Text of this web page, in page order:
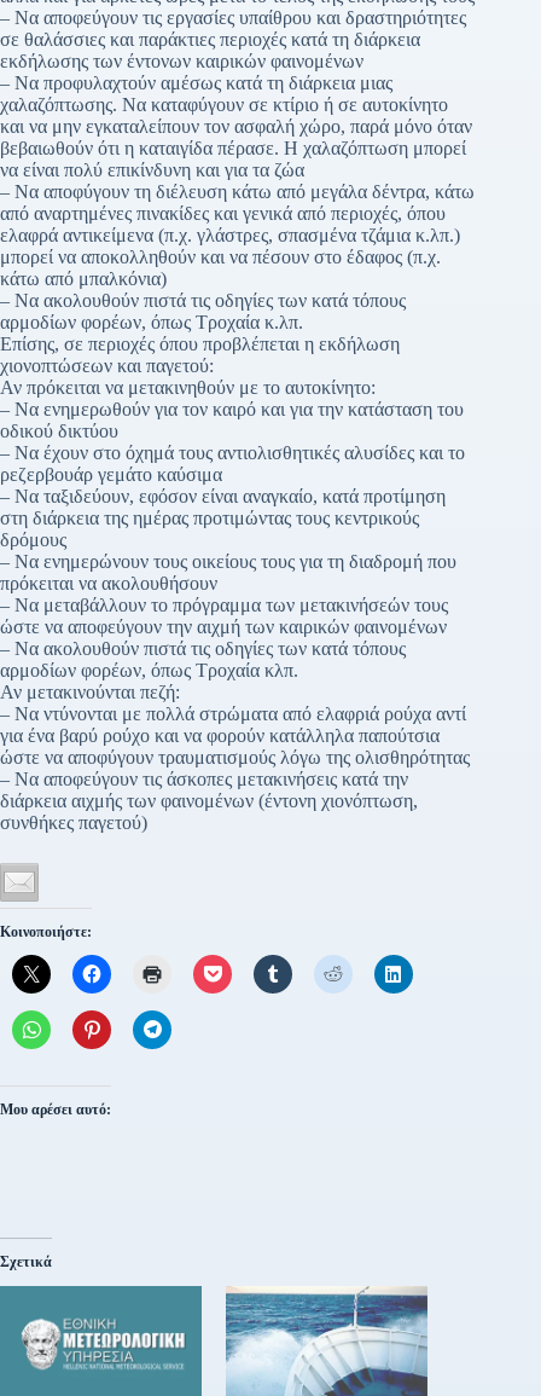
– Να αποφεύγουν τις εργασίες υπαίθρου και δραστηριότητες
σε θαλάσσιες και παράκτιες περιοχές κατά τη διάρκεια
εκδήλωσης των έντονων καιρικών φαινομένων
– Να προφυλαχτούν αμέσως κατά τη διάρκεια μιας
χαλαζόπτωσης. Να καταφύγουν σε κτίριο ή σε αυτοκίνητο
και να μην εγκαταλείπουν τον ασφαλή χώρο, παρά μόνο όταν
βεβαιωθούν ότι η καταιγίδα πέρασε. Η χαλαζόπτωση μπορεί
να είναι πολύ επικίνδυνη και για τα ζώα
– Να αποφύγουν τη διέλευση κάτω από μεγάλα δέντρα, κάτω
από αναρτημένες πινακίδες και γενικά από περιοχές, όπου
ελαφρά αντικείμενα (π.χ. γλάστρες, σπασμένα τζάμια κ.λπ.)
μπορεί να αποκολληθούν και να πέσουν στο έδαφος (π.χ.
κάτω από μπαλκόνια)
– Να ακολουθούν πιστά τις οδηγίες των κατά τόπους
αρμοδίων φορέων, όπως Τροχαία κ.λπ.
Επίσης, σε περιοχές όπου προβλέπεται η εκδήλωση
χιονοπτώσεων και παγετού:
Αν πρόκειται να μετακινηθούν με το αυτοκίνητο:
– Να ενημερωθούν για τον καιρό και για την κατάσταση του
οδικού δικτύου
– Να έχουν στο όχημά τους αντιολισθητικές αλυσίδες και το
ρεζερβουάρ γεμάτο καύσιμα
– Να ταξιδεύουν, εφόσον είναι αναγκαίο, κατά προτίμηση
στη διάρκεια της ημέρας προτιμώντας τους κεντρικούς
δρόμους
– Να ενημερώνουν τους οικείους τους για τη διαδρομή που
πρόκειται να ακολουθήσουν
– Να μεταβάλλουν το πρόγραμμα των μετακινήσεών τους
ώστε να αποφεύγουν την αιχμή των καιρικών φαινομένων
– Να ακολουθούν πιστά τις οδηγίες των κατά τόπους
αρμοδίων φορέων, όπως Τροχαία κλπ.
Αν μετακινούνται πεζή:
– Να ντύνονται με πολλά στρώματα από ελαφριά ρούχα αντί
για ένα βαρύ ρούχο και να φορούν κατάλληλα παπούτσια
ώστε να αποφύγουν τραυματισμούς λόγω της ολισθηρότητας
– Να αποφεύγουν τις άσκοπες μετακινήσεις κατά την
διάρκεια αιχμής των φαινομένων (έντονη χιονόπτωση,
συνθήκες παγετού)
Κοινοποιήστε:
Μου αρέσει αυτό:
Σχετικά